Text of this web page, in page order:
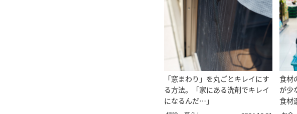
「窓まわり」を丸ごとキレイにす
る方法。「家にある洗剤でキレイ
になるんだ…」
食材
が少
食材